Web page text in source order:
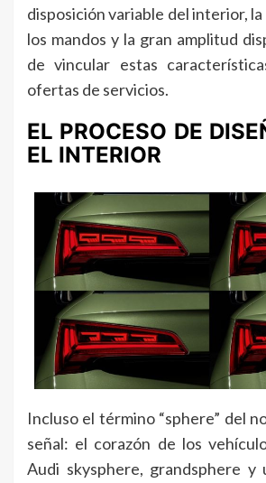
disposición variable del interior,
los mandos y la gran amplitud
de vincular estas
ofertas de servicios.
EL PROCESO DE
EL INTERIOR
Incluso el término “sphere” del
señal: el corazón de los
Audi skysphere, grandsphere y